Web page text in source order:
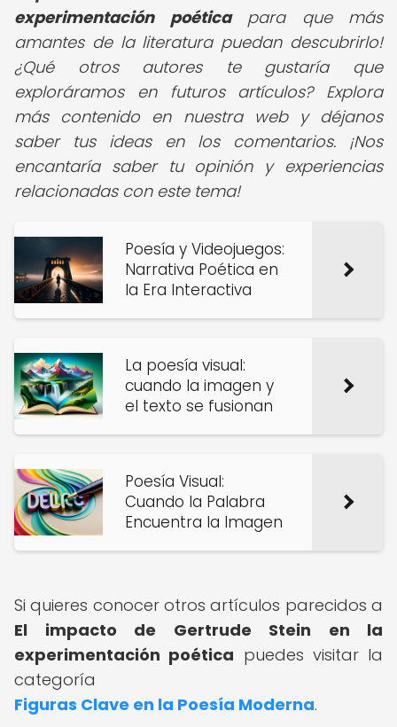
experimentación poéticapara que más
amantes de la literatura puedan descubrirlo!
¿Qué otros autores te gustaría que
exploráramos en futuros artículos? Explora
más contenido en nuestra web y déjanos
saber tus ideas en los comentarios. ¡Nos
encantaría saber tu opinión y experiencias
relacionadas con este tema!
Poesía y Videojuegos:
Narrativa Poética en
la Era Interactiva
La poesía visual:
cuando la imagen y
el texto se fusionan
Poesía Visual:
Cuando la Palabra
Encuentra la Imagen
Si quieres conocer otros artículos parecidos a
El impacto de Gertrude Stein en la
experimentación poética puedes visitar la
categoría
Figuras Clave en la Poesía Moderna.